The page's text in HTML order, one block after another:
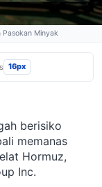
Pasokan Minyak
16px
berisiko
memanas
Hormuz,
Inc.